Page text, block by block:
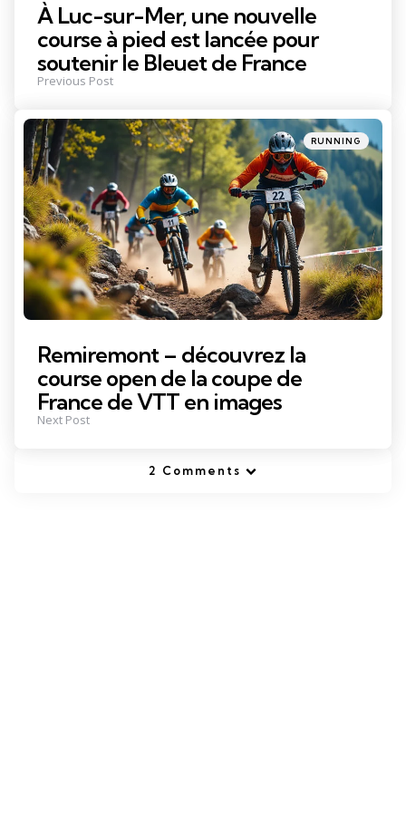
À Luc-sur-Mer, une nouvelle
course à pied est lancée pour
soutenir le Bleuet de France
Previous Post
Posted
in
RUNNING
Remiremont – découvrez la
course open de la coupe de
France de VTT en images
Next Post
2 Comments